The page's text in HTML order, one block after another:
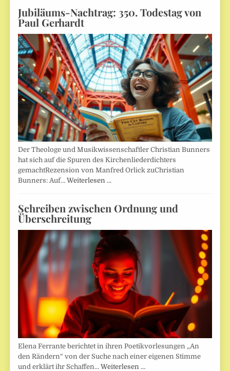
Jubiläums-Nachtrag: 350. Todestag von
Paul Gerhardt
Der Theologe und Musikwissenschaftler Christian Bunners
hat sich auf die Spuren des Kirchenliederdichters
gemachtRezension von Manfred Orlick zuChristian
Bunners: Auf…Weiterlesen …
Schreiben zwischen Ordnung und
Überschreitung
Elena Ferrante berichtet in ihren Poetikvorlesungen „An
den Rändern“ von der Suche nach einer eigenen Stimme
und erklärt ihr Schaffen…Weiterlesen …